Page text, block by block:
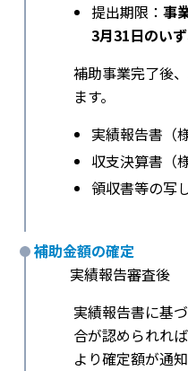
提出期限： 事
3月31日のいず
補助事業完了後
ます。
実績報告書（
収支決算書（
領収書等の写
補助金額の確定
実績報告審査後
実績報告書に基
合が認められれ
より確定額が通知